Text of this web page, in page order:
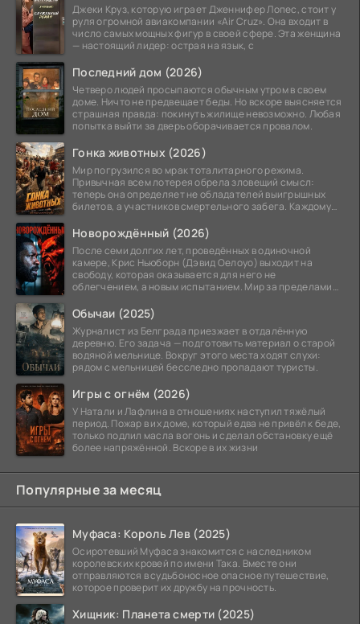
Джеки Круз, которую играет Дженнифер Лопес, стоит у
руля огромной авиакомпании «Air Cruz». Она входит в
число самых мощных фигур в своей сфере. Эта женщина
— настоящий лидер: острая на язык, с
Последний дом (2026)
Четверо людей просыпаются обычным утром в своем
доме. Ничто не предвещает беды. Но вскоре выясняется
страшная правда: покинуть жилище невозможно. Любая
попытка выйти за дверь оборачивается провалом.
Гонка животных (2026)
Мир погрузился во мрак тоталитарного режима.
Привычная всем лотерея обрела зловещий смысл:
теперь она определяет не обладателей выигрышных
билетов, а участников смертельного забега. Каждому
Новорождённый (2026)
После семи долгих лет, проведённых в одиночной
камере, Крис Ньюборн (Дэвид Оелоуо) выходит на
свободу, которая оказывается для него не
облегчением, а новым испытанием. Мир за пределами
Обычаи (2025)
Журналист из Белграда приезжает в отдалённую
деревню. Его задача — подготовить материал о старой
водяной мельнице. Вокруг этого места ходят слухи:
рядом с мельницей бесследно пропадают туристы.
Игры с огнём (2026)
У Натали и Лафлина в отношениях наступил тяжёлый
период. Пожар в их доме, который едва не привёл к беде,
только подлил масла в огонь и сделал обстановку ещё
более напряжённой. Вскоре в их жизни
Популярные за месяц
Муфаса: Король Лев (2025)
Осиротевший Муфаса знакомится с наследником
королевских кровей по имени Така. Вместе они
отправляются в судьбоносное опасное путешествие,
которое проверит их дружбу на прочность.
Хищник: Планета смерти (2025)